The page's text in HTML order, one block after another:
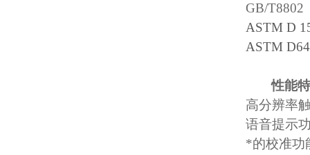
GB/T8802
ASTM D
ASTM
性能
高分辨率
语音提示
*的校准功